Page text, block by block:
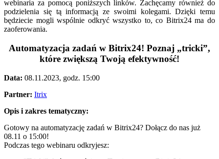
webinaria za pomocą poniższych linków. Zachęcamy również do
podzielenia się tą informacją ze swoimi kolegami. Dzięki temu
będziecie mogli wspólnie odkryć wszystko to, co Bitrix24 ma do
zaoferowania.
Automatyzacja zadań w Bitrix24! Poznaj „tricki”,
które zwiększą Twoją efektywność!
Data: 08.11.2023, godz. 15:00
Partner: Itrix
Opis i zakres tematyczny:
Gotowy na automatyzację zadań w Bitrix24? Dołącz do nas już
08.11 o 15:00!
Podczas tego webinaru odkryjesz: